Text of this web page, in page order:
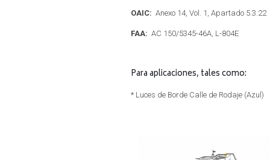
OAIC: Anexo 14, Vol. 1, Apartado 5.3.22
FAA: AC 150/5345-46A, L-804E
Para aplicaciones, tales como:
* Luces de Borde Calle de Rodaje (Azul)